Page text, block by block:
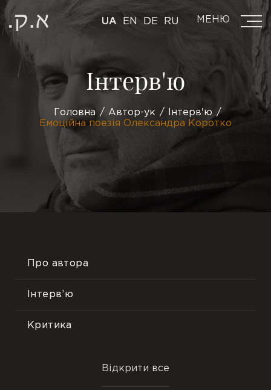
UA EN DE RU МЕНЮ
Інтерв'ю
Головна Автор-ук
Інтерв'ю
Емоційна поезія Олександра Коротко
Про автора
Інтерв’ю
Критика
Відкрити все